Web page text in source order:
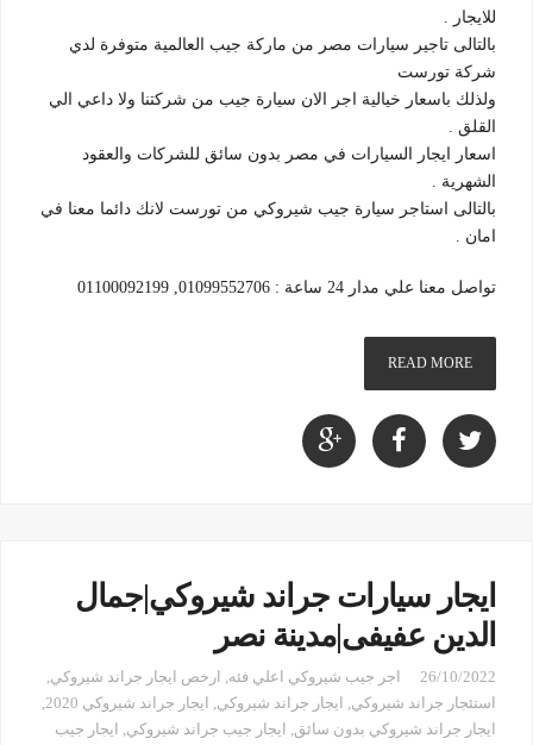
للايجار .
بالتالى تاجير سيارات مصر من ماركة جيب العالمية متوفرة لدي
شركة تورست
ولذلك باسعار خيالية اجر الان سيارة جيب من شركتنا ولا داعي الي
القلق .
اسعار ايجار السيارات في مصر بدون سائق للشركات والعقود
الشهرية .
بالتالى استاجر سيارة جيب شيروكي من تورست لانك دائما معنا في
امان .
تواصل معنا علي مدار 24 ساعة : 01099552706, 01100092199
READ MORE
ايجار سيارات جراند شيروكي|جمال
الدين عفيفى|مدينة نصر
26/10/2022 اجر جيب شيروكي اعلي فئه, ارخص ايجار جراند شيروكي,
استئجار جراند شيروكي, ايجار جراند شيروكي, ايجار جراند شيروكي 2020
,
ايجار جراند شيروكي بدون سائق, ايجار جيب جراند شيروكي, ايجار جيب